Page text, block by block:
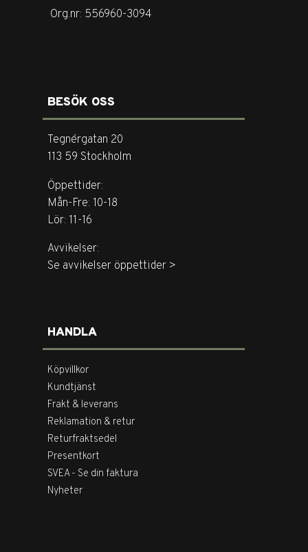
Org.nr: 556960-3094
BESÖK OSS
Tegnérgatan 20
113 59 Stockholm
Öppettider:
Mån-Fre: 10-18
Lör: 11-16
Avvikelser:
Se avvikelser öppettider >
HANDLA
Köpvillkor
Kundtjänst
Frakt & leverans
Reklamation & retur
Returfraktsedel
Presentkort
SVEA - Se din faktura
Nyheter